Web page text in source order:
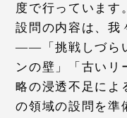
度で行っています。
設問の内容は、我
――「挑戦しづら
ンの壁」「古いリ
略の浸透不足に
の領域の設問を準